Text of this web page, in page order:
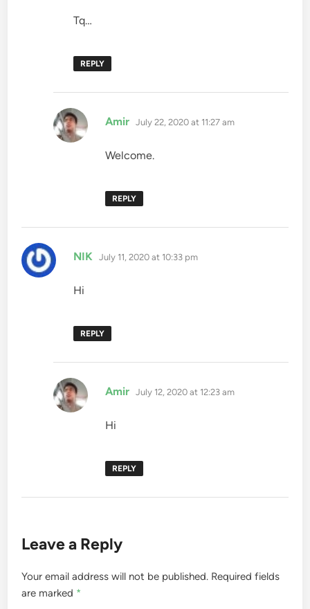
Tq…
REPLY
Amir says:
July 22, 2020 at 11:27 am
Welcome.
REPLY
NIK says:
July 11, 2020 at 10:33 pm
Hi
REPLY
Amir says:
July 12, 2020 at 12:23 am
Hi
REPLY
Leave a Reply
Your email address will not be published. Required fields
are marked *